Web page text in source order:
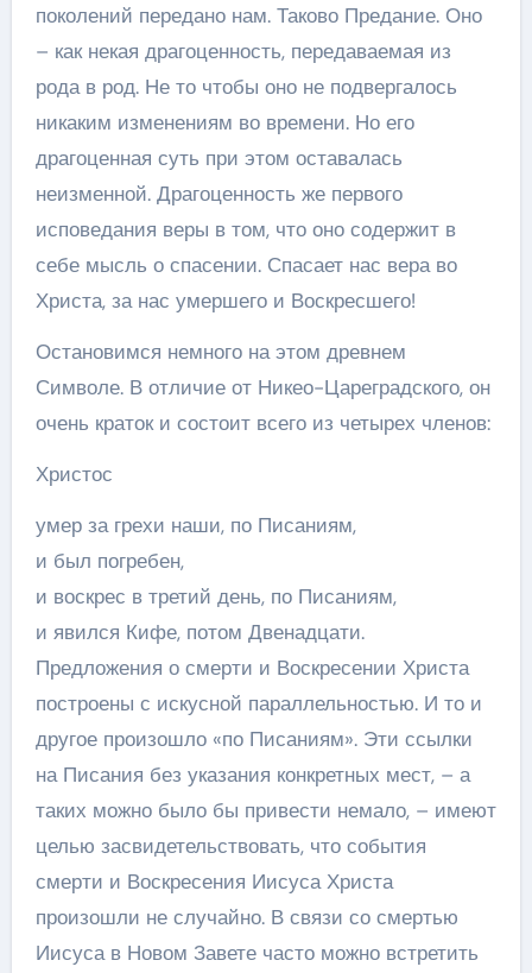
поколений передано нам. Таково Предание. Оно
– как некая драгоценность, передаваемая из
рода в род. Не то чтобы оно не подвергалось
никаким изменениям во времени. Но его
драгоценная суть при этом оставалась
неизменной. Драгоценность же первого
исповедания веры в том, что оно содержит в
себе мысль о спасении. Спасает нас вера во
Христа, за нас умершего и Воскресшего!
Остановимся немного на этом древнем
Символе. В отличие от Никео-Цареградского, он
очень краток и состоит всего из четырех членов:
Христос
умер за грехи наши, по Писаниям,
и был погребен,
и воскрес в третий день, по Писаниям,
и явился Кифе, потом Двенадцати.
Предложения о смерти и Воскресении Христа
построены с искусной параллельностью. И то и
другое произошло «по Писаниям». Эти ссылки
на Писания без указания конкретных мест, – а
таких можно было бы привести немало, – имеют
целью засвидетельствовать, что события
смерти и Воскресения Иисуса Христа
произошли не случайно. В связи со смертью
Иисуса в Новом Завете часто можно встретить